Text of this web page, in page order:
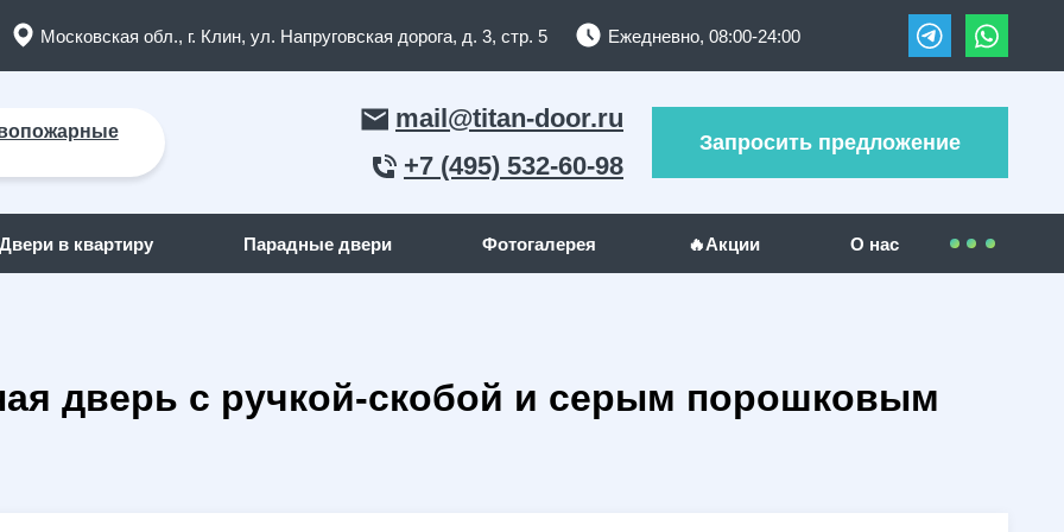
Московская обл., г. Клин, ул. Напруговская дорога, д. 3, стр. 5 Ежедневно, 08:00-24:00
mail@titan-door.ru
+7 (495) 532-60-98
Запросить предложение
ДВЕРИ
двери (165)
двери (91)
С отделкой МДФ (289)
(23)
Решетки на окна
Гаражные ворота
Двери в квартиру Парадные двери Фотогалерея 🔥Акции О нас
дверь с ручкой-скобой и серым порошковым